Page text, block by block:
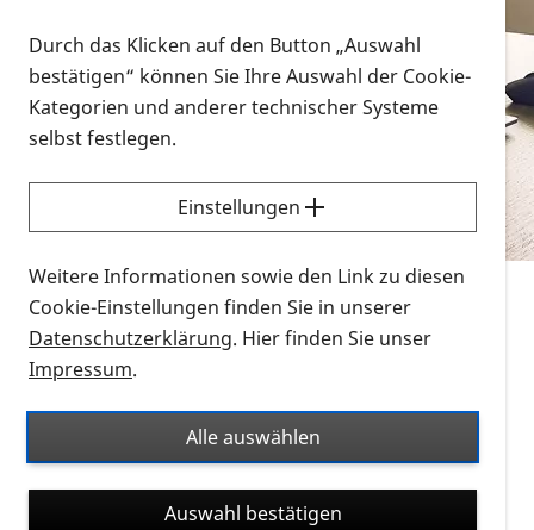
Vorlesen
Alle Infomaterialien in verschiedenen
Formaten an einem Ort
Sie möchten wissen, wie Sie nach Infonmaterial
suchen und dieses bestellen bzw. herunterladen
können? Schauen Sie sich dieErklärvideos zum
Thema Infomaterial auf der PRO RETINA-Website
für blinde und sehbehinderte Menschen an.
Auf dieser Seite finden Sie sämtliches Infomaterial
Ort. Nutzen Sie den Formatfilter, um ausschließlich
nach Flyern und Broschüren, Audios oder Videos zu
suchen. Die meisten Flyer und Broschüren werden in
verschiedenen Formaten angeboten: zur
Durch das Klicken auf den Button „Auswahl
bestätigen“ können Sie Ihre Auswahl der Cookie-
Kategorien und anderer technischer Systeme
selbst festlegen.
Einstellungen
Weitere Informationen sowie den Link zu diesen
Cookie-Einstellungen finden Sie in unserer
Datenschutzerklärung. Hier finden Sie unser
Impressum.
Alle auswählen
Auswahl bestätigen